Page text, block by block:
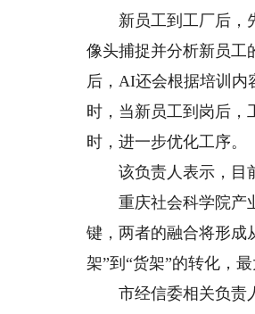
新员工到工厂后，先
像头捕捉并分析新员工
后，AI还会根据培训内
时，当新员工到岗后，
时，进一步优化工序。
该负责人表示，目前
重庆社会科学院产业
键，两者的融合将形成
架”到“货架”的转化，
市经信委相关负责人